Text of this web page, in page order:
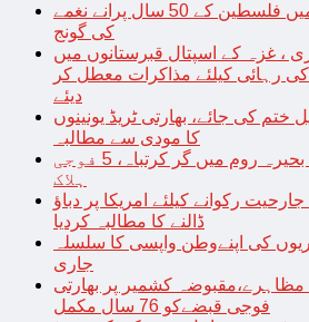
اسکینڈے نیوین ممالک میں فلسطین کے 50 سال پرانے نغمے
کی گونج
، غزہ کے اسپتال قبرستانوں میں
رہائی کیلئے مذاکرات معطل کر
دیئے
ختم کی جائے، بھارتی ٹریڈ یونینوں
کا مودی سے مطالبہ
امریکی جنگی طیارہ بحیرہ روم میں گر کرتباہ، 5 فوجی
ہلاک
رکوانے کیلئے امریکا پر دباؤ
ڈالنے کا مطالبہ کردیا
کی اپنےوطن واپسی کا سلسلہ
جاری
مظاہرے،مقبوضہ کشمیر پر بھارتی
فوجی قبضےکو 76 سال مکمل